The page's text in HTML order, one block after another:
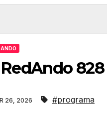
828
26, 2026 #programa